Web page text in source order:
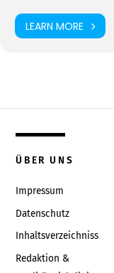
LEARN MORE
ÜBER UNS
Impressum
Datenschutz
Inhaltsverzeichniss
Redaktion &